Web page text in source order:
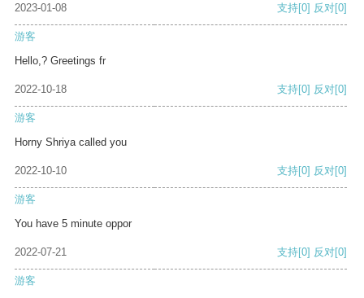
2023-01-08 支持[0] 反对[0]
游客
Hello,? Greetings fr
2022-10-18 支持[0] 反对[0]
游客
Horny Shriya called you
2022-10-10 支持[0] 反对[0]
游客
You have 5 minute oppor
2022-07-21 支持[0] 反对[0]
游客